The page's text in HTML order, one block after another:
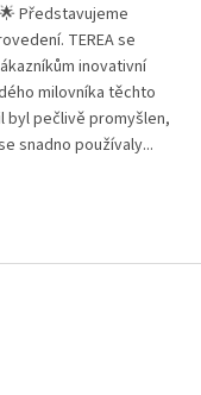
Představujeme
TEREA se
inovativní
milovníka těchto
byl pečlivě promyšlen,
snadno používaly...